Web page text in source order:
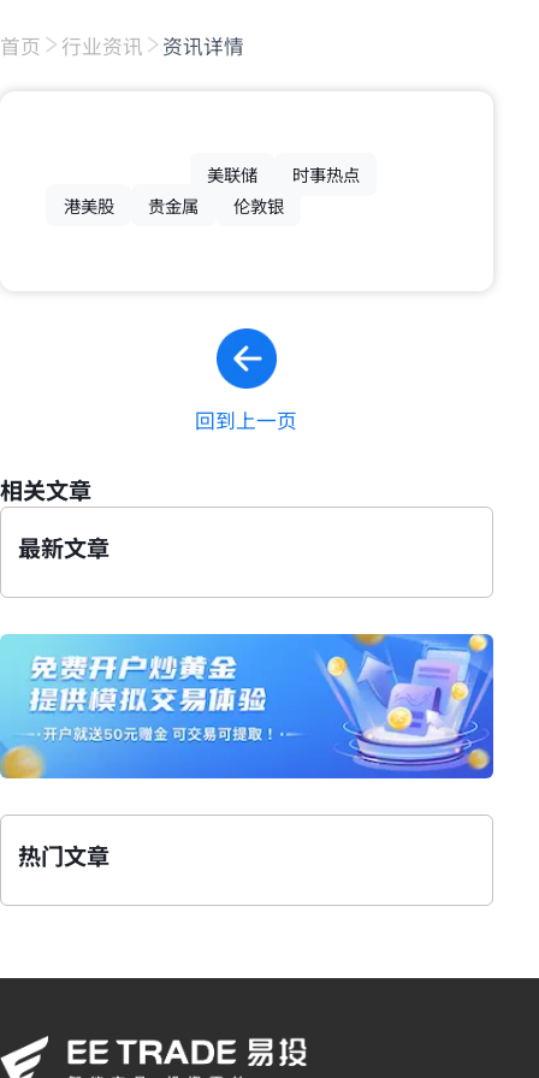
首页 行业资讯 资讯详情
美联储
时事热点
港美股
贵金属 伦敦银
回到上一页
相关文章
最新文章
热门文章